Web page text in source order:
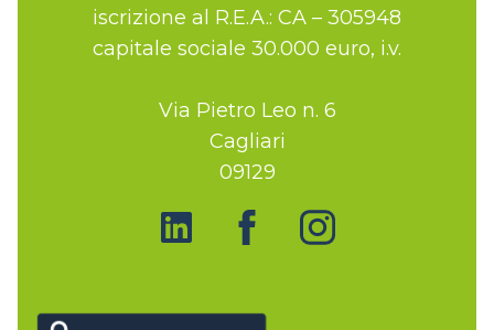
iscrizione al R.E.A.: CA – 305948
capitale sociale 30.000 euro, i.v.
Via Pietro Leo n. 6
Cagliari
09129